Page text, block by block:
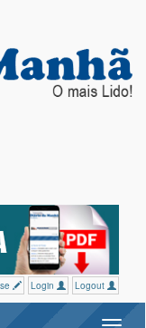
Login Logout